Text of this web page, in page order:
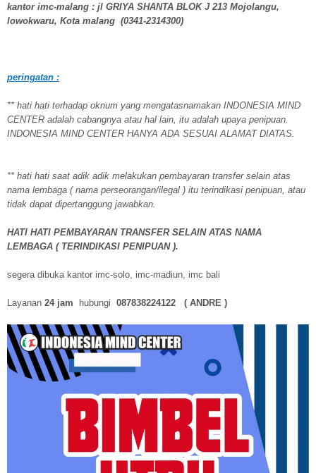
kantor imc-malang : jl GRIYA SHANTA BLOK J 213 Mojolangu,
lowokwaru, Kota malang (0341-2314300)
peringatan :
** hati hati terhadap oknum yang mengatasnamakan INDONESIA MIND
CENTER adalah cabangnya atau hal lain, itu adalah upaya penipuan.
INDONESIA MIND CENTER HANYA ADA SESUAI ALAMAT DIATAS.
** hati hati saat adik adik melakukan pembayaran transfer selain atas
nama lembaga ( nama perseorangan/ilegal ) itu terindikasi penipuan, atau
tidak dapat dipertanggung jawabkan.
HATI HATI PEMBAYARAN TRANSFER SELAIN ATAS NAMA
LEMBAGA ( TERINDIKASI PENIPUAN ).
segera dibuka kantor imc-solo, imc-madiun, imc bali
Layanan 24 jam hubungi 087838224122 ( ANDRE )